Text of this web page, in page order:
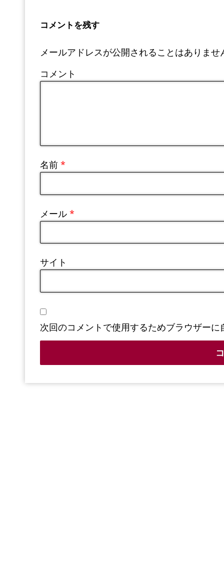
コメントを残す
メールアドレスが公開されることはありませ
コメント
名前 *
メール *
サイト
次回のコメントで使用するためブラウザー